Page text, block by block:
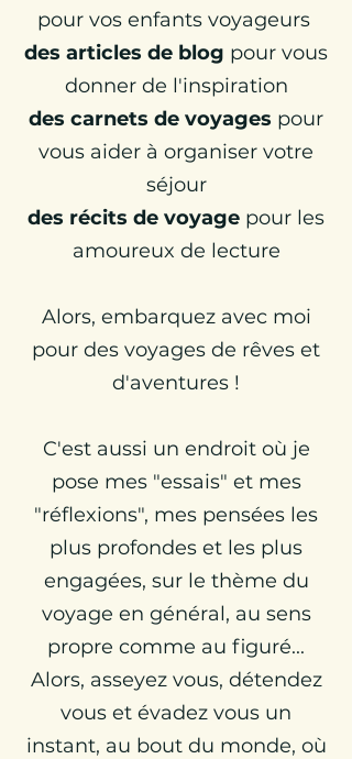
pour vos enfants voyageurs
des articles de blog pour vous
donner de l'inspiration
des carnets de voyages pour
vous aider à organiser votre
séjour
des récits de voyage pour les
amoureux de lecture
Alors, embarquez avec moi
pour des voyages de rêves et
d'aventures !
C'est aussi un endroit où je
pose mes "essais" et mes
"réflexions", mes pensées les
plus profondes et les plus
engagées, sur le thème du
voyage en général, au sens
propre comme au figuré...
Alors, asseyez vous, détendez
vous et évadez vous un
instant, au bout du monde, où